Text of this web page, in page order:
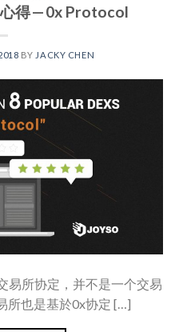
得 — 0x Protocol
BY JACKY CHEN
易所协定，并不是一个交易
所也是基於0x协定 […]